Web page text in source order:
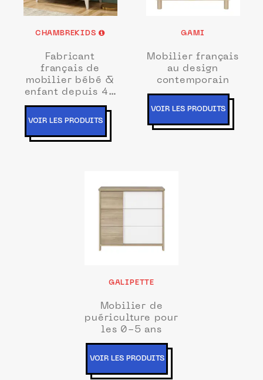
CHAMBREKIDS
Fabricant
français de
mobilier bébé &
enfant depuis 40
ans
VOIR LES PRODUITS
GAMI
Mobilier français
au design
contemporain
VOIR LES PRODUITS
GALIPETTE
Mobilier de
puériculture pour
les 0-5 ans
VOIR LES PRODUITS